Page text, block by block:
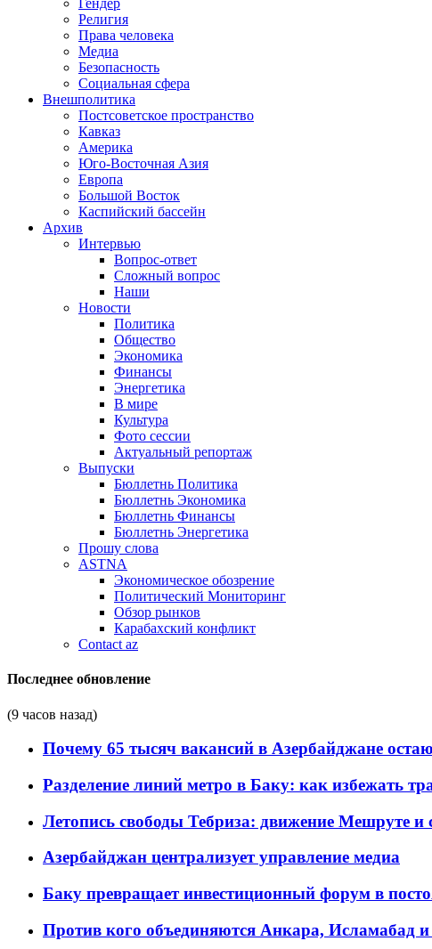
Гендер
Религия
Права человека
Медиа
Безопасность
Социальная сфера
Внешполитика
Постсоветское пространство
Кавказ
Америка
Юго-Восточная Азия
Европа
Большой Восток
Каспийский бассейн
Архив
Интервью
Вопрос-ответ
Сложный вопрос
Наши
Новости
Политика
Общество
Экономика
Финансы
Энергетика
В мире
Культура
Фото сессии
Актуальный репортаж
Выпуски
Бюллетнь Политика
Бюллетнь Экономика
Бюллетнь Финансы
Бюллетнь Энергетика
Прошу слова
ASTNA
Экономическое обозрение
Политический Мониторинг
Обзор рынков
Карабахский конфликт
Contact az
Последнее обновление
(9 часов назад)
Почему 65 тысяч вакансий в Азербайджане
Разделение линий метро в Баку: как избежать
Летопись свободы Тебриза: движение Мешруте и
Азербайджан централизует управление медиа
Баку превращает инвестиционный форум в
Против кого объединяются Анкара, Исламабад